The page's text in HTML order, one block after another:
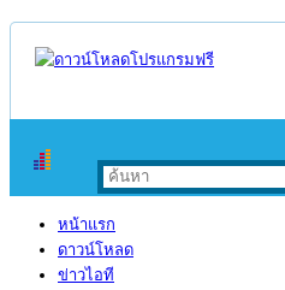
หน้าแรก
ดาวน์โหลด
ข่าวไอที